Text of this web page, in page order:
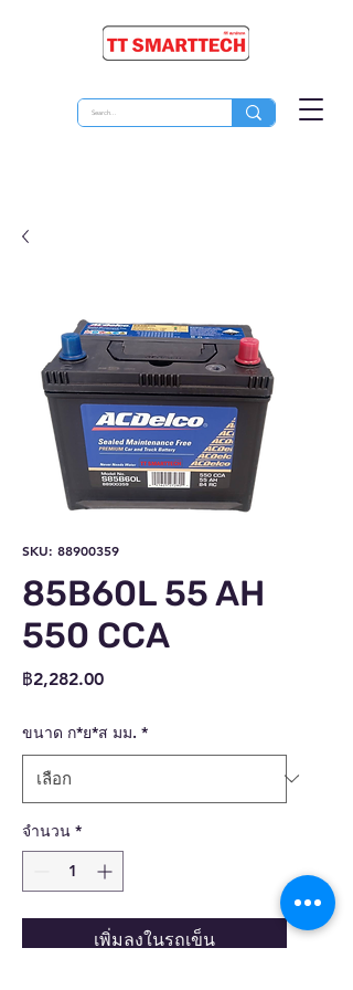
SKU: 88900359
85B60L 55 AH
550 CCA
฿2,282.00ราคา
ขนาด ก*ย*ส มม. *
จำนวน *
เพิ่มลงในรถเข็น